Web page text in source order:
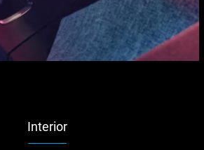
Interior